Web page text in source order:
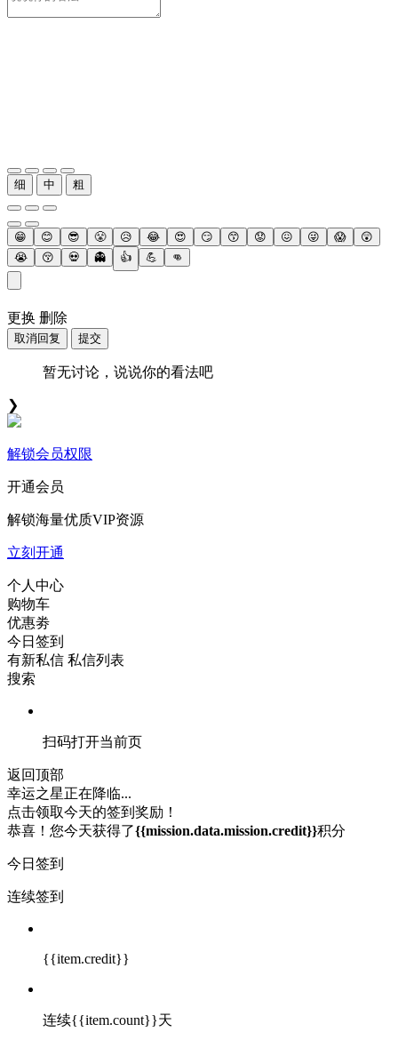
细 中 粗
😁 😊 😎 😤 😥 😂 😍 😏 😙 😟 😖 😜 😱
😲
😭
😚 💀 👻 👍 💪 👊
更换 删除
取消回复 提交
暂无讨论，说说你的看法吧
❯
解锁会员权限
开通会员
解锁海量优质VIP资源
立刻开通
个人中心
购物车
优惠劵
今日签到
有新私信 私信列表
搜索
扫码打开当前页
返回顶部
幸运之星正在降临...
点击领取今天的签到奖励！
恭喜！您今天获得了{{mission.data.mission.credit}}积分
今日签到
连续签到
{{item.credit}}
连续{{item.count}}天